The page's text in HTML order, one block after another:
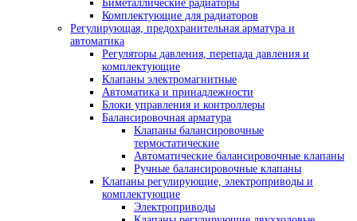
Биметаллические радиаторы
Комплектующие для радиаторов
Регулирующая, предохранительная арматура и
автоматика
Регуляторы давления, перепада давления и
комплектующие
Клапаны электромагнитные
Автоматика и принадлежности
Блоки управления и контроллеры
Балансировочная арматура
Клапаны балансировочные
термостатические
Автоматические балансировочные клапаны
Ручные балансировочные клапаны
Клапаны регулирующие, электроприводы и
комплектующие
Электроприводы